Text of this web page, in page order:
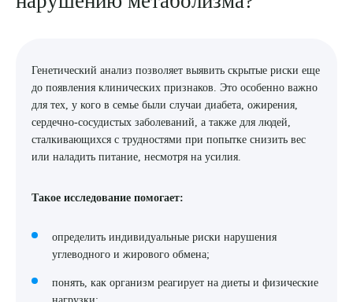
Генетический анализ позволяет выявить скрытые риски еще
до появления клинических признаков. Это особенно важно
для тех, у кого в семье были случаи диабета, ожирения,
сердечно-сосудистых заболеваний, а также для людей,
сталкивающихся с трудностями при попытке снизить вес
или наладить питание, несмотря на усилия.
Такое исследование помогает:
определить индивидуальные риски нарушения
углеводного и жирового обмена;
понять, как организм реагирует на диеты и физические